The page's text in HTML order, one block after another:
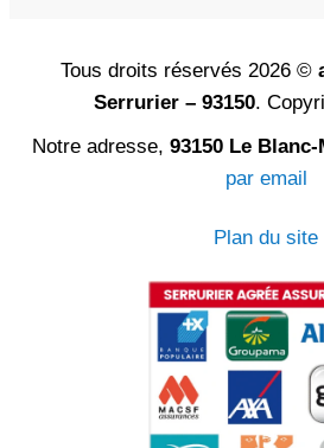
Tous droits réservés 2026 ©
Serrurier – 93150.
Notre adresse, 93150 Le
par email
Plan du site